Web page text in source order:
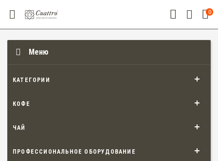
0
Меню
КАТЕГОРИИ
КОФЕ
ЧАЙ
ПРОФЕССИОНАЛЬНОЕ ОБОРУДОВАНИЕ